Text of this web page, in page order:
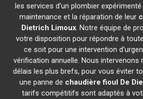
les services d'un plombier
maintenance et la réparation de leur
Dietrich Limoux. Notre équipe de
votre disposition pour répondre à
ce soit pour une intervention
vérification annuelle. Nous intervenons
délais les plus brefs, pour vous éviter
une panne de chaudière fioul De
tarifs compétitifs sont adaptés à